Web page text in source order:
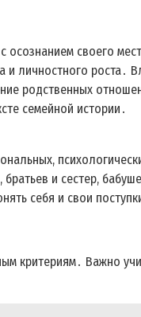
своего
личностного роста․
родственных
семейной истории․
и сестер,
себя и свои
Важно